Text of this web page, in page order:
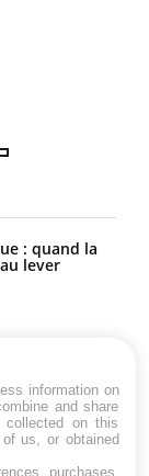
: quand la
lever
latérale
information on
and share
collected on this
us, or obtained
purchases,